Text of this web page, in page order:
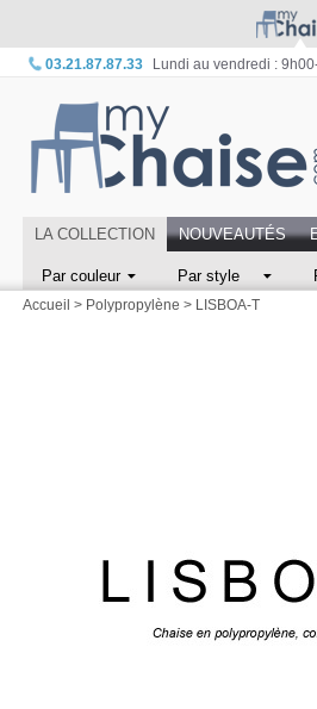
03.21.87.87.33 Lundi au vendredi :
LA COLLECTION NOUVEAUTÉS
Par couleur Par style
Accueil > Polypropylène > LISBOA-T